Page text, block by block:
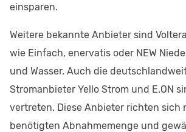
einsparen.
Weitere bekannte Anbieter sind
wie Einfach, enervatis oder NEW
und Wasser. Auch die
Stromanbieter Yello Strom und E.ON
vertreten. Diese Anbieter richten sich
benötigten Abnahmemenge und